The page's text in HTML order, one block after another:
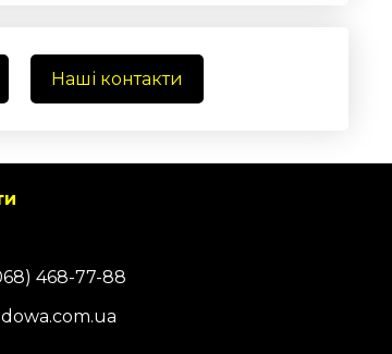
Наші контакти
468-77-88